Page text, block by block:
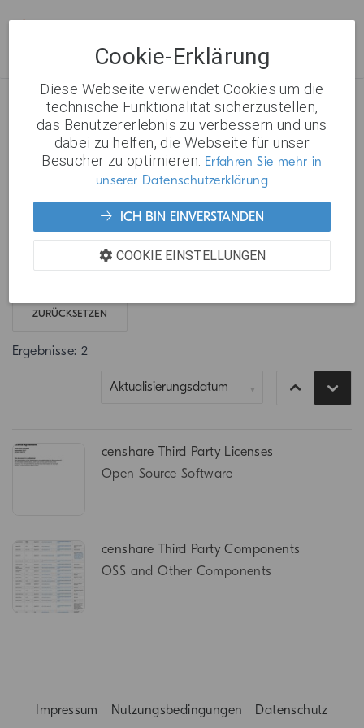
Cookie-Erklärung
Diese Webseite verwendet Cookies um die
technische Funktionalität sicherzustellen,
das Benutzererlebnis zu verbessern und uns
dabei zu helfen, die Webseite für unser
Besucher zu optimieren.
Erfahren Sie mehr in
unserer Datenschutzerklärung
ICH BIN EINVERSTANDEN
COOKIE EINSTELLUNGEN
Lizenzen und Komponenten von
Drittanbietern
Suchen nach ...
▼
ZURÜCKSETZEN
Ergebnisse: 2
▼
censhare Third Party Licenses
Open Source Software
censhare Third Party Components
OSS and Other Components
Impressum Nutzungsbedingungen Datenschutz